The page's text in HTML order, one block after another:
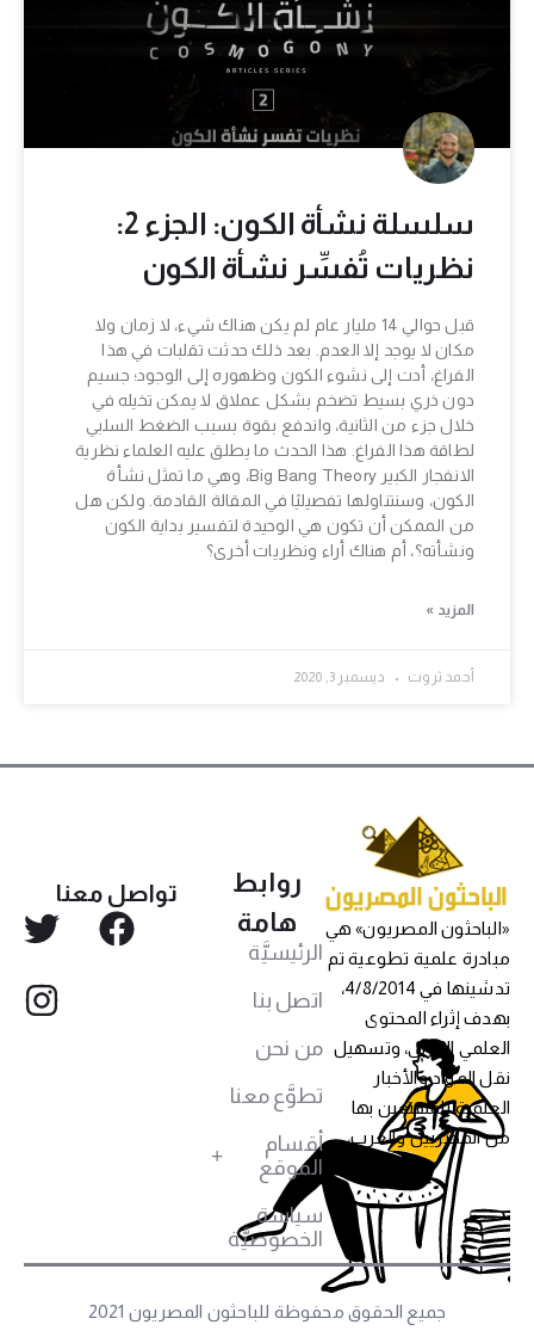
سلسلة نشأة الكون: الجزء 2:
نظريات تُفسِّر نشأة الكون
قبل حوالي 14 مليار عام لم يكن هناك شيء، لا زمان ولا
مكان لا يوجد إلا العدم. بعد ذلك حدثت تقلبات في هذا
الفراغ، أدت إلى نشوء الكون وظهوره إلى الوجود؛ جسيم
دون ذري بسيط تضخم بشكل عملاق لا يمكن تخيله في
خلال جزء من الثانية، واندفع بقوة بسبب الضغط السلبي
لطاقة هذا الفراغ. هذا الحدث ما يطلق عليه العلماء نظرية
الانفجار الكبير Big Bang Theory، وهي ما تمثل نشأة
الكون، وسنتناولها تفصيليًا في المقالة القادمة. ولكن هل
من الممكن أن تكون هي الوحيدة لتفسير بداية الكون
ونشأته؟، أم هناك أراء ونظريات أخرى؟
المزيد »
أحمد ثروت ديسمبر 3, 2020
«الباحثون المصريون» هي
مبادرة علمية تطوعية تم
تدشينها في 4/8/2014،
بهدف إثراء المحتوى
العلمي العربي، وتسهيل
نقل المواد والأخبار
العلمية للمهتمين بها
من المصريين والعرب،
روابط
هامة
الرئيسيَّة
اتصل بنا
من نحن
تطوَّع معنا
أقسام
الموقع
سياسة
الخصوصيَّة
تواصل معنا
جميع الحقوق محفوظة للباحثون المصريون 2021